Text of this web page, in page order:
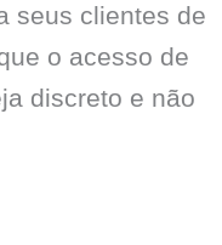
seus clientes de
o acesso de
discreto e não